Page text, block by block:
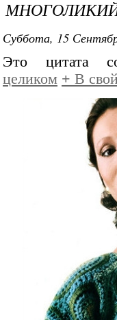
Суббота, 15
Это цитата
целиком + В